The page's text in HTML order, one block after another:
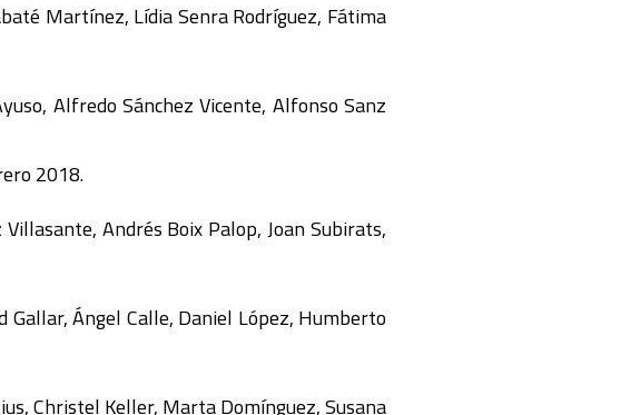
Martínez, Lídia Senra Rodríguez, Fátima
Alfredo Sánchez Vicente, Alfonso Sanz
2018.
Villasante, Andrés Boix Palop, Joan Subirats,
Gallar, Ángel Calle, Daniel López, Humberto
Christel Keller, Marta Domínguez, Susana